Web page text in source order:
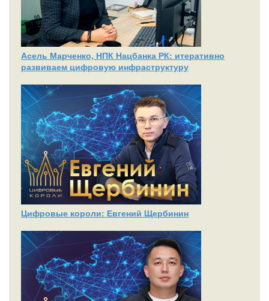
Асель Марченко, НПК Нацбанка РК: итеративно
развиваем цифровую инфраструктуру
Цифровые короли: Евгений Щербинин